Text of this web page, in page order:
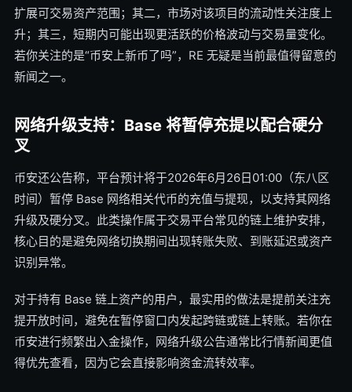
扩展可交易资产范围；其二，市场对该项目的流动性关注度上
升；其三，短期内可能出现更活跃的价格波动与交易量变化。
若你关注的是“币安上新币了吗”，RE 无疑是当前最值得留意的
新闻之一。
网络升级支持：Base 将暂停充提以配合硬分
叉
币安还公告称，平台预计将于2026年6月26日01:00（东八区
时间）暂停 Base 网络相关代币的充值与提现，以支持其网络
升级及硬分叉。此类操作属于交易平台常见的链上维护安排，
核心目的是避免网络切换期间出现转账失败、到账延迟或资产
识别异常。
对于持有 Base 链上资产的用户，最实用的做法是提前关注充
提开放时间，避免在暂停窗口内发起跨链或链上转账。若你在
币安进行频繁出入金操作，网络升级公告通常比行情新闻更值
得优先查看，因为它会直接影响资金流转效率。